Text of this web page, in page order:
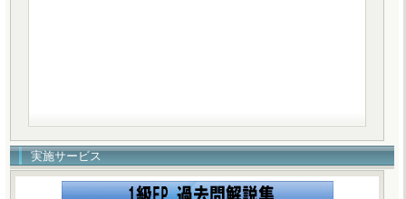
実施サービス